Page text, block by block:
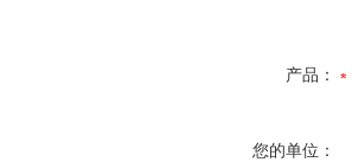
产品：
您的单位：